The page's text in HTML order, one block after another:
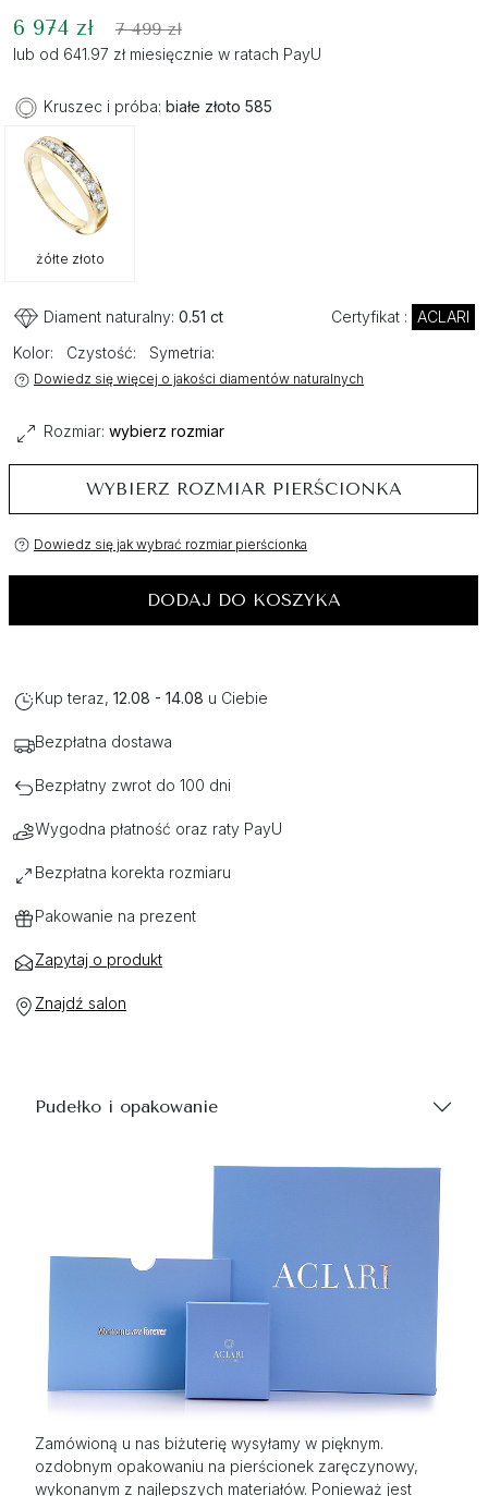
6 974 zł 7 499 zł
lub od 641.97 zł miesięcznie w ratach PayU
Kruszec i próba: białe złoto 585
żółte złoto
Diament naturalny: 0.51 ct Certyfikat : ACLARI
Kolor:
Czystość: Symetria:
Dowiedz się więcej o jakości diamentów naturalnych
Rozmiar: wybierz rozmiar
WYBIERZ ROZMIAR PIERŚCIONKA
Dowiedz się jak wybrać rozmiar pierścionka
DODAJ DO KOSZYKA
Kup teraz, 12.08 - 14.08 u Ciebie
Bezpłatna dostawa
Bezpłatny zwrot do 100 dni
Wygodna płatność oraz raty PayU
Bezpłatna korekta rozmiaru
Pakowanie na prezent
Zapytaj o produkt
Znajdź salon
Pudełko i opakowanie
Zamówioną u nas biżuterię wysyłamy w pięknym.
ozdobnym opakowaniu na pierścionek zaręczynowy,
wykonanym z najlepszych materiałów. Ponieważ jest